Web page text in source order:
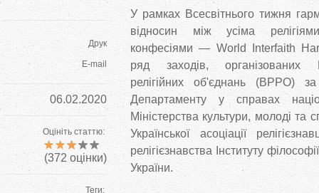
Друк
E-mail
06.02.2020
Оцініть статтю:
(372 оцінки)
Теги:
У рамках Всесвітнього тижня
відносин між усіма
конфесіями — World Interfaith
ряд заходів, організованих
релігійних об'єднань (ВРРО)
Департаменту у справах
Міністерства культури, молоді та
Української асоціації
релігієзнавства Інституту
України.